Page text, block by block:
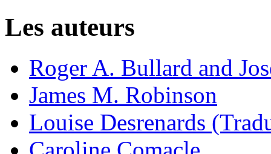
Les auteurs
Roger A. Bullard and
James M. Robinson
Louise Desrenards